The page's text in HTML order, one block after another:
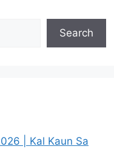
Search
| Kal Kaun Sa